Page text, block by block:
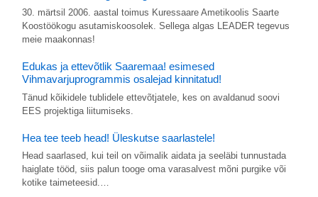
30. märtsil 2006. aastal toimus Kuressaare Ametikoolis Saarte
Koostöökogu asutamiskoosolek. Sellega algas LEADER tegevus
meie maakonnas!
Edukas ja ettevõtlik Saaremaa! esimesed
Vihmavarjuprogrammis osalejad kinnitatud!
Tänud kõikidele tublidele ettevõtjatele, kes on avaldanud soovi
EES projektiga liitumiseks.
Hea tee teeb head! Üleskutse saarlastele!
Head saarlased, kui teil on võimalik aidata ja seeläbi tunnustada
haiglate tööd, siis palun tooge oma varasalvest mõni purgike või
kotike taimeteesid.…